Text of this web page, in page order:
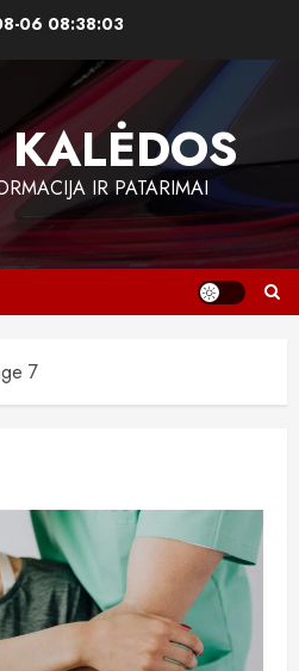
06 08:38:03
IR PATARIMAI
7